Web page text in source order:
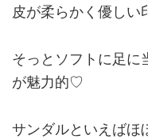
皮が柔らかく優しい
そっとソフトに足に
が魅力的♡
サンダルといえばほ